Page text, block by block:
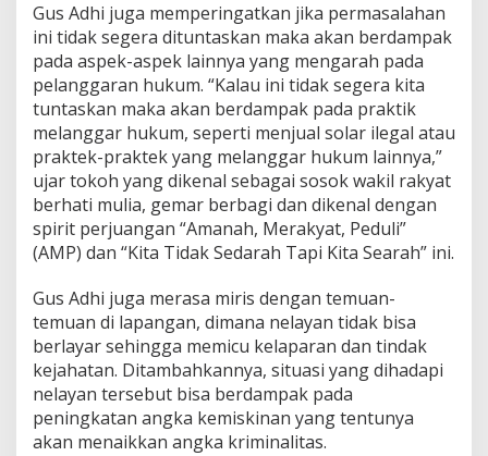
Gus Adhi juga memperingatkan jika permasalahan
ini tidak segera dituntaskan maka akan berdampak
pada aspek-aspek lainnya yang mengarah pada
pelanggaran hukum. “Kalau ini tidak segera kita
tuntaskan maka akan berdampak pada praktik
melanggar hukum, seperti menjual solar ilegal atau
praktek-praktek yang melanggar hukum lainnya,”
ujar tokoh yang dikenal sebagai sosok wakil rakyat
berhati mulia, gemar berbagi dan dikenal dengan
spirit perjuangan “Amanah, Merakyat, Peduli”
(AMP) dan “Kita Tidak Sedarah Tapi Kita Searah” ini.
Gus Adhi juga merasa miris dengan temuan-
temuan di lapangan, dimana nelayan tidak bisa
berlayar sehingga memicu kelaparan dan tindak
kejahatan. Ditambahkannya, situasi yang dihadapi
nelayan tersebut bisa berdampak pada
peningkatan angka kemiskinan yang tentunya
akan menaikkan angka kriminalitas.